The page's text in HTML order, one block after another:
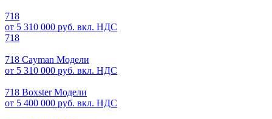
718
от 5 310 000 руб. вкл. НДС
718
718 Cayman Модели
от 5 310 000 руб. вкл. НДС
718 Boxster Модели
от 5 400 000 руб. вкл. НДС